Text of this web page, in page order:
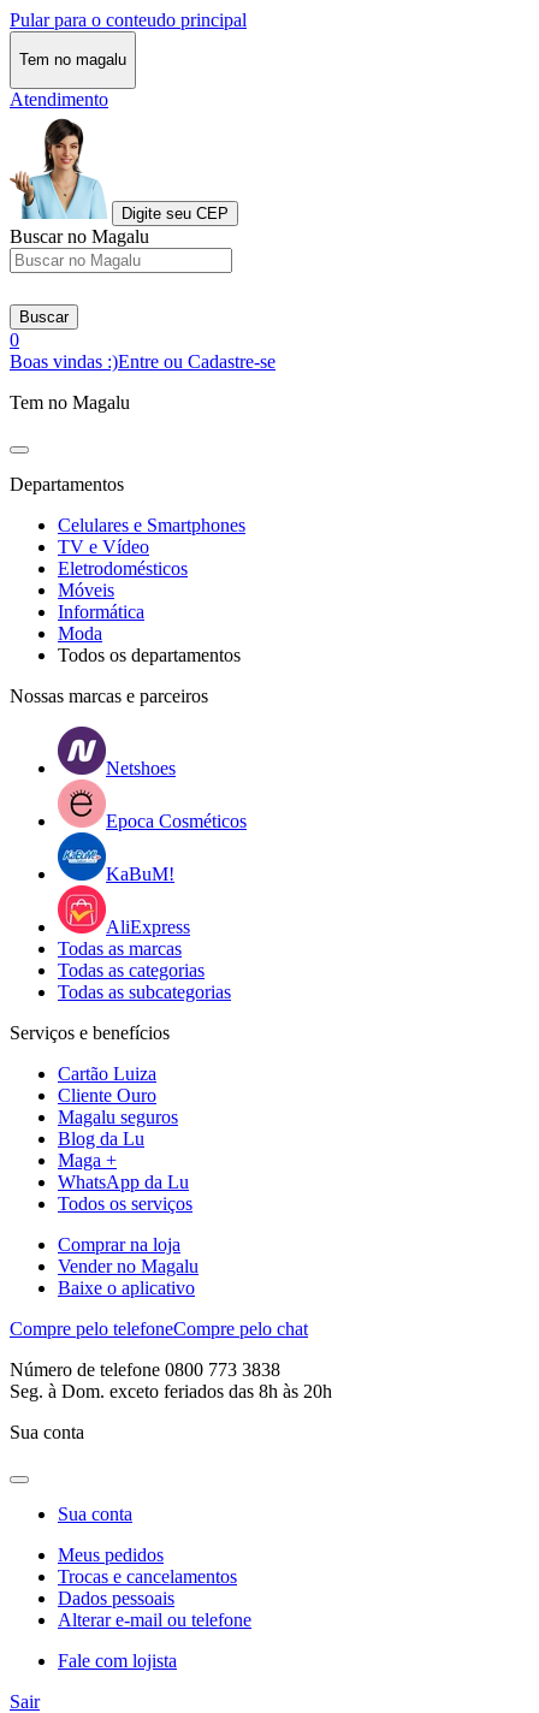
Pular para o conteudo principal
Tem no magalu
Atendimento
Digite seu CEP
Buscar no Magalu
Buscar
0
Boas vindas :)Entre ou Cadastre-se
Tem no Magalu
Departamentos
Celulares e Smartphones
TV e Vídeo
Eletrodomésticos
Móveis
Informática
Moda
Todos os departamentos
Nossas marcas e parceiros
Netshoes
Epoca Cosméticos
KaBuM!
AliExpress
Todas as marcas
Todas as categorias
Todas as subcategorias
Serviços e benefícios
Cartão Luiza
Cliente Ouro
Magalu seguros
Blog da Lu
Maga +
WhatsApp da Lu
Todos os serviços
Comprar na loja
Vender no Magalu
Baixe o aplicativo
Compre pelo telefoneCompre pelo chat
Número de telefone 0800 773 3838
Seg. à Dom. exceto feriados das 8h às 20h
Sua conta
Sua conta
Meus pedidos
Trocas e cancelamentos
Dados pessoais
Alterar e-mail ou telefone
Fale com lojista
Sair